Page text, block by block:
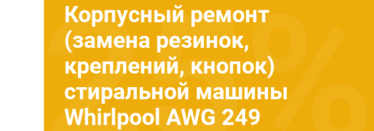
Корпусный ремонт
(замена резинок,
креплений, кнопок)
стиральной машины
Whirlpool AWG 249